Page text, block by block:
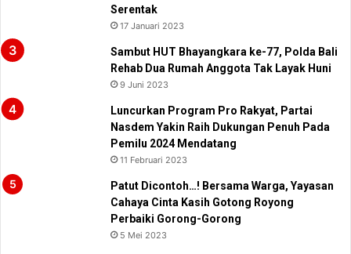
Serentak
17 Januari 2023
Sambut HUT Bhayangkara ke-77, Polda Bali
Rehab Dua Rumah Anggota Tak Layak Huni
9 Juni 2023
Luncurkan Program Pro Rakyat, Partai
Nasdem Yakin Raih Dukungan Penuh Pada
Pemilu 2024 Mendatang
11 Februari 2023
Patut Dicontoh…! Bersama Warga, Yayasan
Cahaya Cinta Kasih Gotong Royong
Perbaiki Gorong-Gorong
5 Mei 2023